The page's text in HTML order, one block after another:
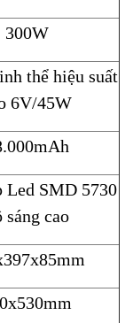
300W
thể hiệu suất
6V/45W
Led SMD 5730
sáng cao